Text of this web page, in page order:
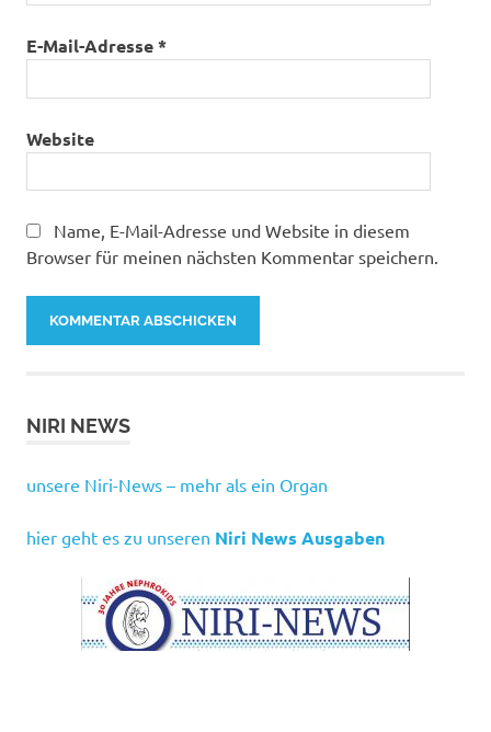
E-Mail-Adresse*
Website
Name, E-Mail-Adresse und Website in diesem
Browser für meinen nächsten Kommentar speichern.
NIRI NEWS
unsere Niri-News – mehr als ein Organ
hier geht es zu unseren Niri News Ausgaben